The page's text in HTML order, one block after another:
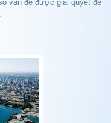
vấn đề được giải quyết để